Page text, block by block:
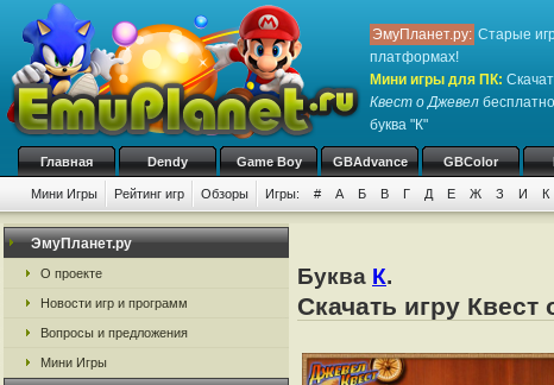
ЭмуПланет.ру: Старые
платформах!
Мини игры для ПК:
Квест о Джевел
буква "К"
Главная Dendy Game Boy GBAdvance GBColor
Мини Игры Рейтинг игр Обзоры Игры: # А Б В Г Д Е Ж З И К
ЭмуПланет.ру
О проекте
Новости игр и программ
Вопросы и предложения
Мини Игры
Буква К.
Скачать игру